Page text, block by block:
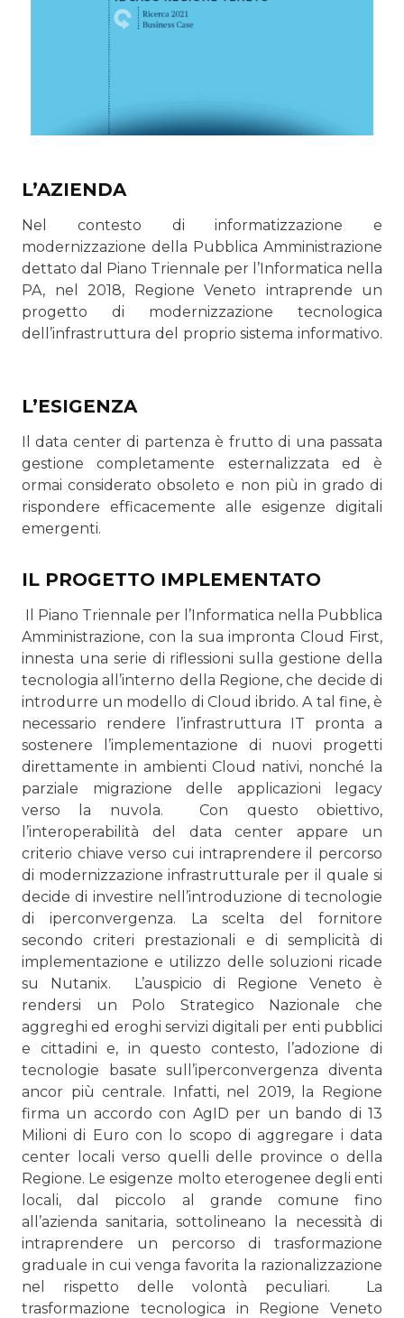
L’AZIENDA
Nel contesto di informatizzazione e
modernizzazione della Pubblica Amministrazione
dettato dal Piano Triennale per l’Informatica nella
PA, nel 2018, Regione Veneto intraprende un
progetto di modernizzazione tecnologica
dell’infrastrut­tura del proprio sistema informativo.
L’ESIGENZA
Il data center di partenza è frutto di una passata
gestio­ne completamente esternalizzata ed è
ormai considerato obsoleto e non più in grado di
rispondere efficacemente alle esigenze digitali
emergenti.
IL PROGETTO IMPLEMENTATO
Il Piano Triennale per l’Informatica nella Pubblica
Ammini­strazione, con la sua impronta Cloud First,
innesta una serie di riflessioni sulla gestione della
tecnologia all’interno della Regione, che decide di
introdurre un modello di Cloud ibrido. A tal fine, è
necessario rendere l’infrastruttura IT pronta a
sostenere l’implementazione di nuovi progetti
direttamen­te in ambienti Cloud nativi, nonché la
parziale migrazione delle applicazioni legacy
verso la nuvola. Con questo obiettivo,
l’interoperabilità del data center appare un
criterio chiave verso cui intraprendere il percorso
di modernizzazione infrastrutturale per il quale si
decide di investire nell’introduzione di tecnologie
di iperconvergenza. La scelta del fornitore
secondo criteri prestazionali e di sem­plicità di
implementazione e utilizzo delle soluzioni ricade
su Nutanix. L’auspicio di Regione Veneto è
rendersi un Polo Strategi­co Nazionale che
aggreghi ed eroghi servizi digitali per enti pubblici
e cittadini e, in questo contesto, l’adozione di
tecnologie basate sull’iperconvergenza diventa
ancor più centrale. Infatti, nel 2019, la Regione
firma un accordo con AgID per un bando di 13
Milioni di Euro con lo scopo di ag­gregare i data
center locali verso quelli delle province o della
Regione. Le esigenze molto eterogenee degli enti
locali, dal piccolo al grande comune fino
all’azienda sanitaria, sottoli­neano la necessità di
intraprendere un percorso di trasfor­mazione
graduale in cui venga favorita la razionalizzazione
nel rispetto delle volontà peculiari. La
trasformazione tecnologica in Regione Veneto